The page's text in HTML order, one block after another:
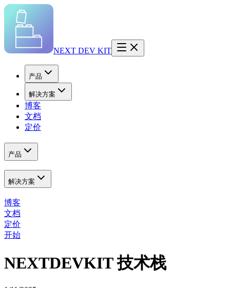
NEXT DEV KIT
产品
解决方案
博客
文档
定价
产品
解决方案
博客
文档
定价
开始
NEXTDEVKIT 技术栈